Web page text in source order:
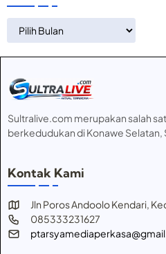
ARSIP
Sultralive.com merupakan salah
berkedudukan di Konawe Selatan,
Kontak Kami
Jln Poros Andoolo Kendari,
085333231627